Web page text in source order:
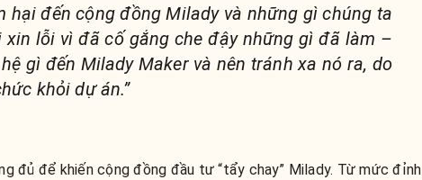
hại đến cộng đồng Milady và những gì chúng ta
xin lỗi vì đã cố gắng che đậy những gì đã làm –
gì đến Milady Maker và nên tránh xa nó ra, do
khỏi dự án.”
đủ để khiến cộng đồng đầu tư “tẩy chay” Milady. Từ mức đỉnh